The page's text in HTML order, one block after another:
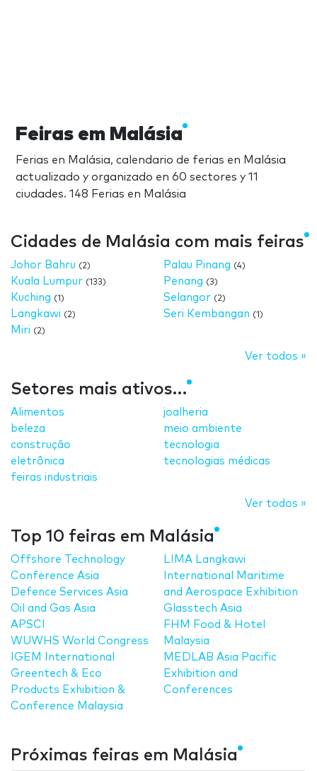
Feiras em Malásia
Ferias en Malásia, calendario de ferias en Malásia
actualizado y organizado en 60 sectores y 11
ciudades. 148 Ferias en Malásia
Cidades de Malásia com mais feiras
Johor Bahru (2)
Kuala Lumpur (133)
Kuching (1)
Langkawi (2)
Miri (2)
Palau Pinang (4)
Penang (3)
Selangor (2)
Seri Kembangan (1)
Ver todos »
Setores mais ativos…
Alimentos
beleza
construção
eletrônica
feiras industriais
joalheria
meio ambiente
tecnologia
tecnologias médicas
Ver todos »
Top 10 feiras em Malásia
Offshore Technology
Conference Asia
Defence Services Asia
Oil and Gas Asia
APSCI
WUWHS World Congress
IGEM International
Greentech & Eco
Products Exhibition &
Conference Malaysia
LIMA Langkawi
International Maritime
and Aerospace Exhibition
Glasstech Asia
FHM Food & Hotel
Malaysia
MEDLAB Asia Pacific
Exhibition and
Conferences
Próximas feiras em Malásia